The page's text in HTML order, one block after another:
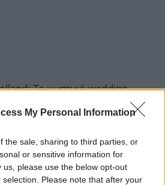
My Personal Information
the sale, sharing to third parties, or
or sensitive information for
please use the below opt-out
Please note that after your
Το μυστικό wedding
εξοχή μετά τον γάμο τους –